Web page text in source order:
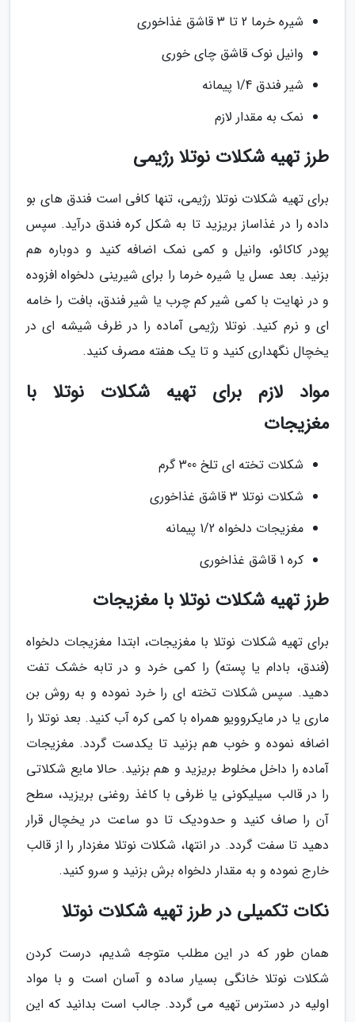
شیره خرما 2 تا 3 قاشق غذاخوری
وانیل نوک قاشق چای خوری
شیر فندق 1/4 پیمانه
نمک به مقدار لازم
طرز تهیه شکلات نوتلا رژیمی
برای تهیه شکلات نوتلا رژیمی، تنها کافی است فندق های بو
داده را در غذاساز بریزید تا به شکل کره فندق درآید. سپس
پودر کاکائو، وانیل و کمی نمک اضافه کنید و دوباره هم
بزنید. بعد عسل یا شیره خرما را برای شیرینی دلخواه افزوده
و در نهایت با کمی شیر کم چرب یا شیر فندق، بافت را خامه
ای و نرم کنید. نوتلا رژیمی آماده را در ظرف شیشه ای در
یخچال نگهداری کنید و تا یک هفته مصرف کنید.
مواد لازم برای تهیه شکلات نوتلا با
مغزیجات
شکلات تخته ای تلخ 300 گرم
شکلات نوتلا 3 قاشق غذاخوری
مغزیجات دلخواه 1/2 پیمانه
کره 1 قاشق غذاخوری
طرز تهیه شکلات نوتلا با مغزیجات
برای تهیه شکلات نوتلا با مغزیجات، ابتدا مغزیجات دلخواه
(فندق، بادام یا پسته) را کمی خرد و در تابه خشک تفت
دهید. سپس شکلات تخته ای را خرد نموده و به روش بن
ماری یا در مایکروویو همراه با کمی کره آب کنید. بعد نوتلا را
اضافه نموده و خوب هم بزنید تا یکدست گردد. مغزیجات
آماده را داخل مخلوط بریزید و هم بزنید. حالا مایع شکلاتی
را در قالب سیلیکونی یا ظرفی با کاغذ روغنی بریزید، سطح
آن را صاف کنید و حدودیک تا دو ساعت در یخچال قرار
دهید تا سفت گردد. در انتها، شکلات نوتلا مغزدار را از قالب
خارج نموده و به مقدار دلخواه برش بزنید و سرو کنید.
نکات تکمیلی در طرز تهیه شکلات نوتلا
همان طور که در این مطلب متوجه شدیم، درست کردن
شکلات نوتلا خانگی بسیار ساده و آسان است و با مواد
اولیه در دسترس تهیه می گردد. جالب است بدانید که این